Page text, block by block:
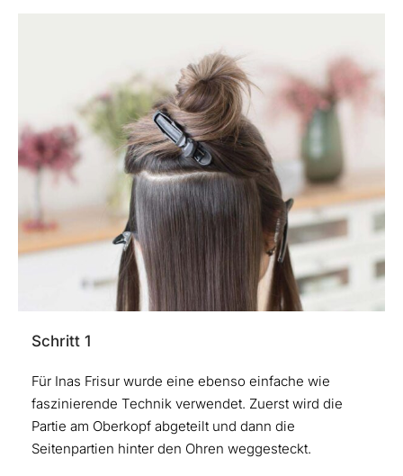
Schritt 1
Für Inas Frisur wurde eine ebenso einfache wie
faszinierende Technik verwendet. Zuerst wird die
Partie am Oberkopf abgeteilt und dann die
Seitenpartien hinter den Ohren weggesteckt.